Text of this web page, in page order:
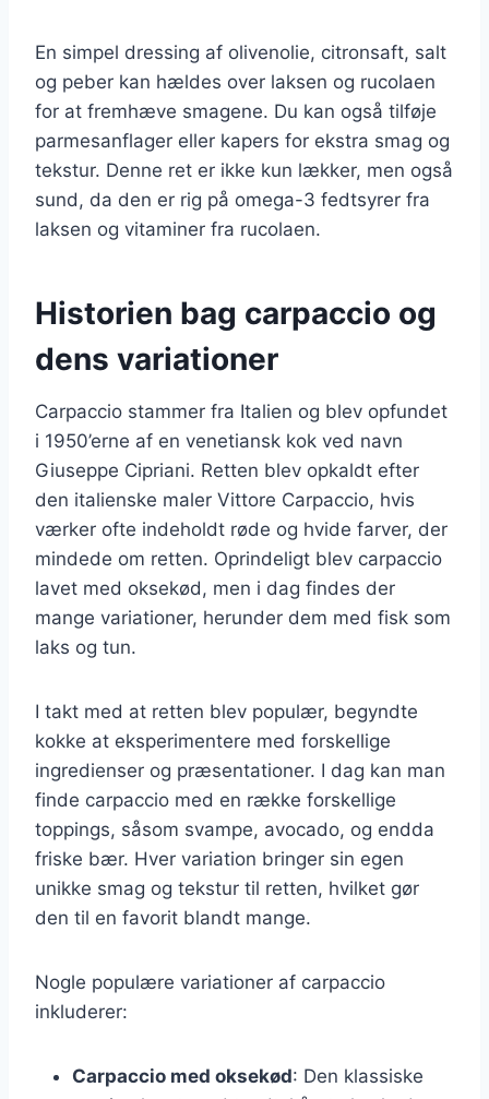
En simpel dressing af olivenolie, citronsaft, salt
og peber kan hældes over laksen og rucolaen
for at fremhæve smagene. Du kan også tilføje
parmesanflager eller kapers for ekstra smag og
tekstur. Denne ret er ikke kun lækker, men også
sund, da den er rig på omega-3 fedtsyrer fra
laksen og vitaminer fra rucolaen.
Historien bag carpaccio og
dens variationer
Carpaccio stammer fra Italien og blev opfundet
i 1950’erne af en venetiansk kok ved navn
Giuseppe Cipriani. Retten blev opkaldt efter
den italienske maler Vittore Carpaccio, hvis
værker ofte indeholdt røde og hvide farver, der
mindede om retten. Oprindeligt blev carpaccio
lavet med oksekød, men i dag findes der
mange variationer, herunder dem med fisk som
laks og tun.
I takt med at retten blev populær, begyndte
kokke at eksperimentere med forskellige
ingredienser og præsentationer. I dag kan man
finde carpaccio med en række forskellige
toppings, såsom svampe, avocado, og endda
friske bær. Hver variation bringer sin egen
unikke smag og tekstur til retten, hvilket gør
den til en favorit blandt mange.
Nogle populære variationer af carpaccio
inkluderer:
Carpaccio med oksekød: Den klassiske